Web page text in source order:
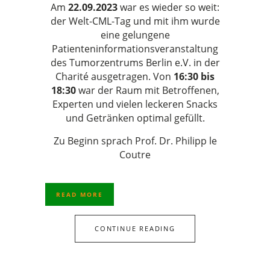
Am 22.09.2023war es wieder so weit:
der Welt-CML-Tag und mit ihm wurde
eine gelungene
Patienteninformationsveranstaltung
des Tumorzentrums Berlin e.V. in der
Charité ausgetragen. Von 16:30 bis
18:30war der Raum mit Betroffenen,
Experten und vielen leckeren Snacks
und Getränken optimal gefüllt.
Zu Beginn sprach Prof. Dr. Philipp le
Coutre
READ MORE
CONTINUE READING